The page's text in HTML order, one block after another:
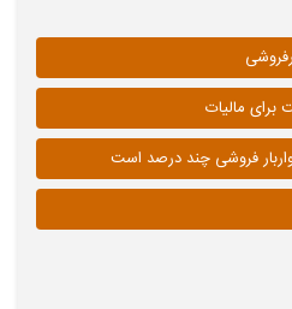
مالیات
فروشی چند درصد است